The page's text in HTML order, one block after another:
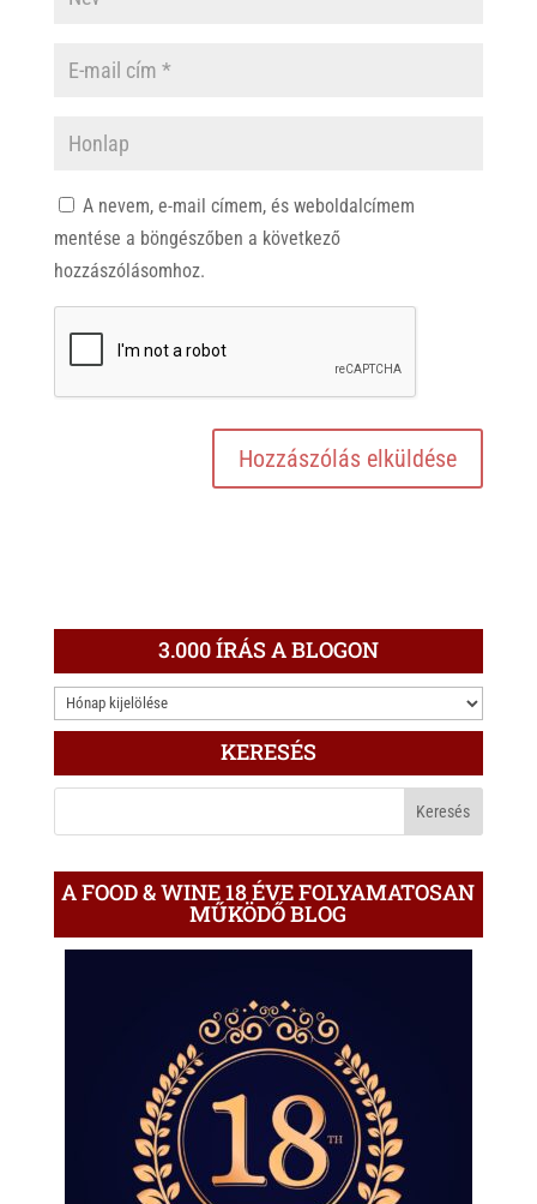
A nevem, e-mail címem, és weboldalcímem
mentése a böngészőben a következő
hozzászólásomhoz.
3.000 ÍRÁS A BLOGON
3.000
ÍRÁS
BLOGON
KERESÉS
A FOOD & WINE 18 ÉVE FOLYAMATOSAN
MŰKÖDŐ BLOG